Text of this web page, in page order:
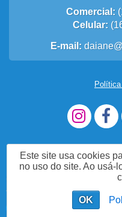
Enviar mensagem
Me Chame no
Comercial:
Celular:
E-mail:
Este site usa cookies
no uso do site. Ao usá-
OK